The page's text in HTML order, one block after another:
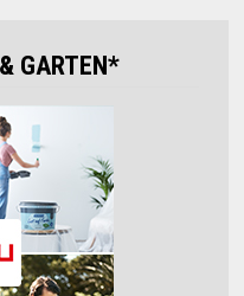
GARTEN*